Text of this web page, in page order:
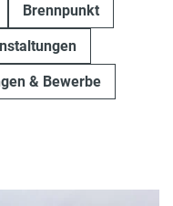
Brennpunkt
& Bewerbe